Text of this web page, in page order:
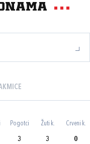
Pogotci Žuti k. Crveni k.
3 3 0